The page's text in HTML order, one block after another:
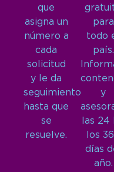
que
asigna un
número a
cada
solicitud
y le da
seguimiento
hasta que
se
resuelve.
para
todo
país.
y
las 24
los
días
año.